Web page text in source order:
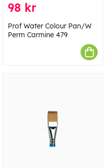
98 kr
Prof Water Colour Pan/W
Perm Carmine 479